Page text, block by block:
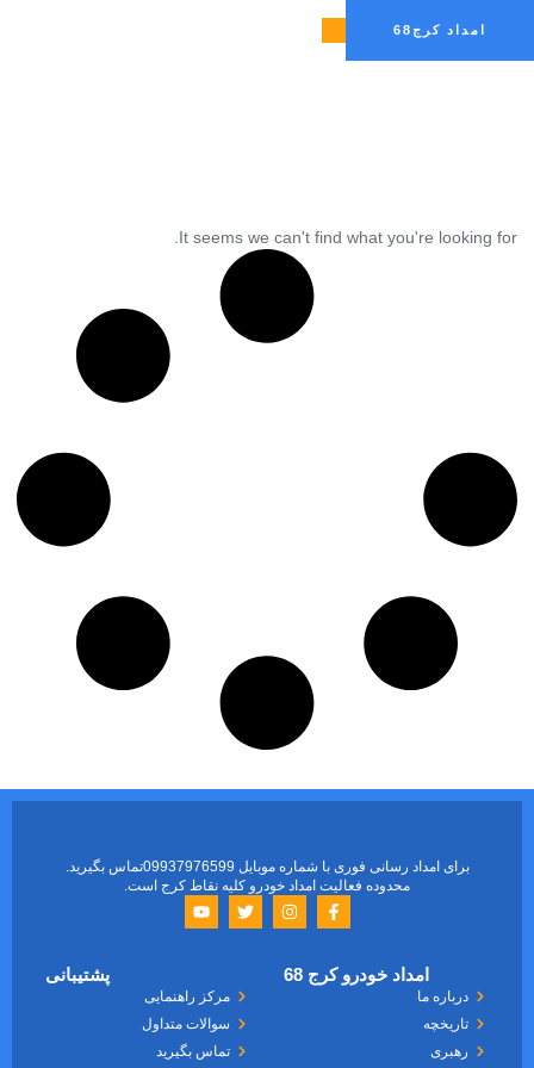
امداد کرج68
It seems we can't find what you're looking for.
برای امداد رسانی فوری با شماره موبایل 09937976599تماس بگیرید.
محدوده فعالیت امداد خودرو کلیه نقاط کرج است.
امداد خودرو کرج 68
درباره ما
تاریخچه
رهبری
پشتیبانی
مرکز راهنمایی
سوالات متداول
تماس بگیرید